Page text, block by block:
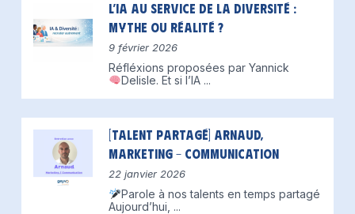
L’IA au service de la diversité :
mythe ou réalité ?
9 février 2026
Réfléxions proposées par Yannick
Delisle. Et si l’IA ...
[Talent partagé] Arnaud,
Marketing – Communication
22 janvier 2026
Parole à nos talents en temps partagé
Aujourd’hui, ...